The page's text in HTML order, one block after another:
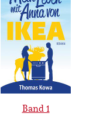
Band 1